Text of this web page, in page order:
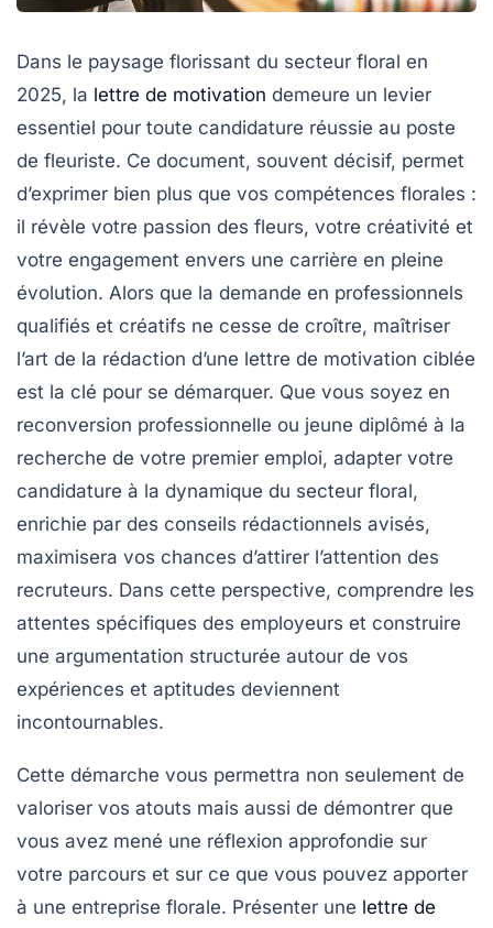
Dans le paysage florissant du secteur floral en
2025, la lettre de motivation demeure un levier
essentiel pour toute candidature réussie au poste
de fleuriste. Ce document, souvent décisif, permet
d’exprimer bien plus que vos compétences florales :
il révèle votre passion des fleurs, votre créativité et
votre engagement envers une carrière en pleine
évolution. Alors que la demande en professionnels
qualifiés et créatifs ne cesse de croître, maîtriser
l’art de la rédaction d’une lettre de motivation ciblée
est la clé pour se démarquer. Que vous soyez en
reconversion professionnelle ou jeune diplômé à la
recherche de votre premier emploi, adapter votre
candidature à la dynamique du secteur floral,
enrichie par des conseils rédactionnels avisés,
maximisera vos chances d’attirer l’attention des
recruteurs. Dans cette perspective, comprendre les
attentes spécifiques des employeurs et construire
une argumentation structurée autour de vos
expériences et aptitudes deviennent
incontournables.
Cette démarche vous permettra non seulement de
valoriser vos atouts mais aussi de démontrer que
vous avez mené une réflexion approfondie sur
votre parcours et sur ce que vous pouvez apporter
à une entreprise florale. Présenter une lettre de